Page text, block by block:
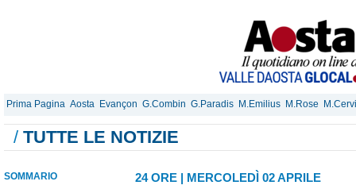
Prima Pagina Aosta Evançon G.Combin G.Paradis M.Emilius M.Rose
/ TUTTE LE NOTIZIE
SOMMARIO 24 ORE | MERCOLEDÌ 02 APRILE